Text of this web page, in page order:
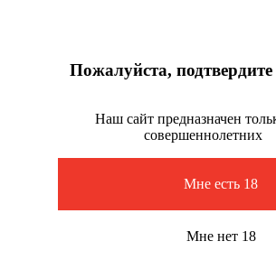
Пожалуйста, подтвердите
Наш сайт предназначен
совершеннолетних
Мне есть 18
Мне нет 18